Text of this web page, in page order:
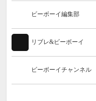
ビーボーイ編集部
リブレ&ビーボーイ
ビーボーイチャンネル